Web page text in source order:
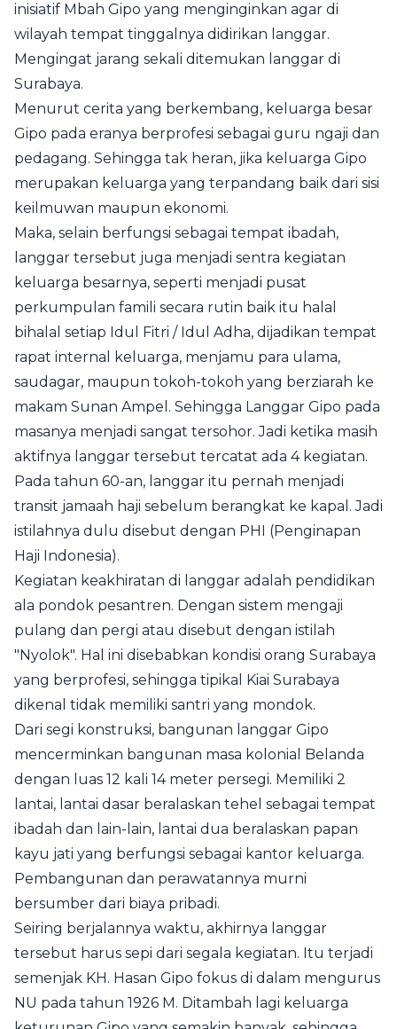
inisiatif Mbah Gipo yang menginginkan agar di
wilayah tempat tinggalnya didirikan langgar.
Mengingat jarang sekali ditemukan langgar di
Surabaya.
Menurut cerita yang berkembang, keluarga besar
Gipo pada eranya berprofesi sebagai guru ngaji dan
pedagang. Sehingga tak heran, jika keluarga Gipo
merupakan keluarga yang terpandang baik dari sisi
keilmuwan maupun ekonomi.
Maka, selain berfungsi sebagai tempat ibadah,
langgar tersebut juga menjadi sentra kegiatan
keluarga besarnya, seperti menjadi pusat
perkumpulan famili secara rutin baik itu halal
bihalal setiap Idul Fitri / Idul Adha, dijadikan tempat
rapat internal keluarga, menjamu para ulama,
saudagar, maupun tokoh-tokoh yang berziarah ke
makam Sunan Ampel. Sehingga Langgar Gipo pada
masanya menjadi sangat tersohor. Jadi ketika masih
aktifnya langgar tersebut tercatat ada 4 kegiatan.
Pada tahun 60-an, langgar itu pernah menjadi
transit jamaah haji sebelum berangkat ke kapal. Jadi
istilahnya dulu disebut dengan PHI (Penginapan
Haji Indonesia).
Kegiatan keakhiratan di langgar adalah pendidikan
ala pondok pesantren. Dengan sistem mengaji
pulang dan pergi atau disebut dengan istilah
"Nyolok". Hal ini disebabkan kondisi orang Surabaya
yang berprofesi, sehingga tipikal Kiai Surabaya
dikenal tidak memiliki santri yang mondok.
Dari segi konstruksi, bangunan langgar Gipo
mencerminkan bangunan masa kolonial Belanda
dengan luas 12 kali 14 meter persegi. Memiliki 2
lantai, lantai dasar beralaskan tehel sebagai tempat
ibadah dan lain-lain, lantai dua beralaskan papan
kayu jati yang berfungsi sebagai kantor keluarga.
Pembangunan dan perawatannya murni
bersumber dari biaya pribadi.
Seiring berjalannya waktu, akhirnya langgar
tersebut harus sepi dari segala kegiatan. Itu terjadi
semenjak KH. Hasan Gipo fokus di dalam mengurus
NU pada tahun 1926 M. Ditambah lagi keluarga